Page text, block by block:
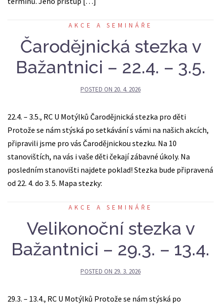
AKCE A SEMINÁŘE
Čarodějnická stezka v
Bažantnici – 22.4. – 3.5.
POSTED ON 20. 4. 2026
22.4. – 3.5., RC U Motýlků Čarodějnická stezka pro děti
Protože se nám stýská po setkávání s vámi na našich akcích,
připravili jsme pro vás Čarodějnickou stezku. Na 10
stanovištích, na vás i vaše děti čekají zábavné úkoly. Na
posledním stanovišti najdete poklad! Stezka bude připravená
od 22. 4. do 3. 5. Mapa stezky:
AKCE A SEMINÁŘE
Velikonoční stezka v
Bažantnici – 29.3. – 13.4.
POSTED ON 29. 3. 2026
29.3. – 13.4., RC U Motýlků Protože se nám stýská po